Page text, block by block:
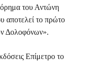
του Αντώνη
αποτελεί το πρώτο
Δολοφόνων».
Επίμετρο το